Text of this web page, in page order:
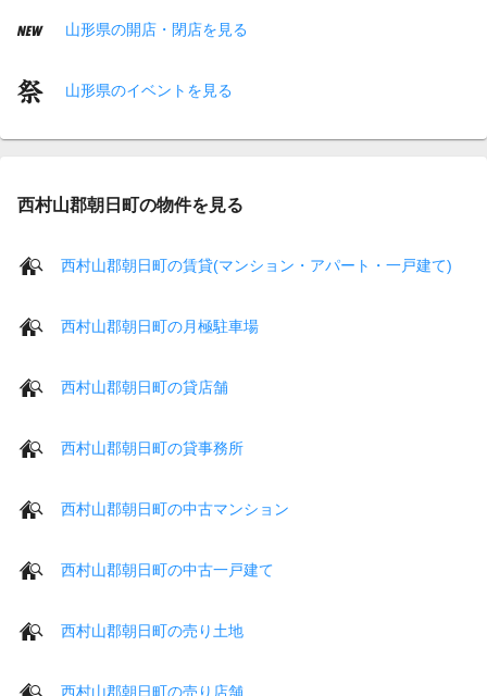
山形県の開店・閉店を見る
山形県のイベントを見る
西村山郡朝日町の物件を見る
西村山郡朝日町の賃貸(マンション・アパート・一戸建て)
西村山郡朝日町の月極駐車場
西村山郡朝日町の貸店舗
西村山郡朝日町の貸事務所
西村山郡朝日町の中古マンション
西村山郡朝日町の中古一戸建て
西村山郡朝日町の売り土地
西村山郡朝日町の売り店舗